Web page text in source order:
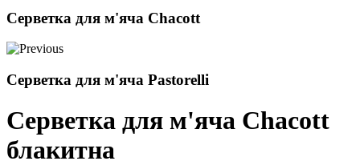
Серветка для м'яча Chacott
Серветка для м'яча Pastorelli
Серветка для м'яча Chacott
блакитна